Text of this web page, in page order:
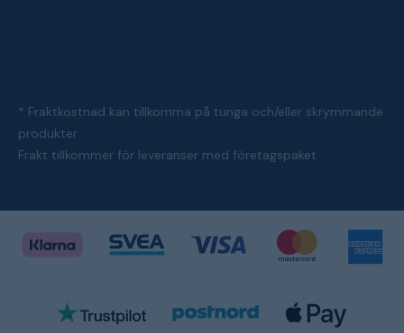
* Fraktkostnad kan tillkomma på tunga och/eller skrymmande
produkter
Frakt tillkommer för leveranser med företagspaket